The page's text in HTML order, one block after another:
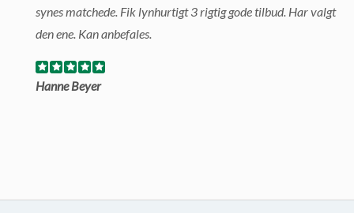
synes matchede. Fik lynhurtigt 3 rigtig gode tilbud. Har valgt
den ene. Kan anbefales.
Hanne Beyer